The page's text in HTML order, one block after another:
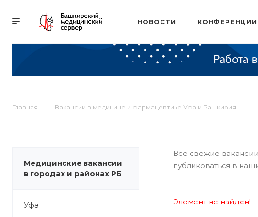
НОВОСТИ КОНФЕРЕНЦИИ
Главная Вакансии в медицине и фармацевтике Уфа и Башкирия
Медицинские вакансии
в городах и районах РБ
Уфа
Все свежие
публиковаться в
Элемент не найден!